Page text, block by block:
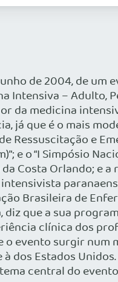
de 2004, de
Intensiva – Adulto,
da medicina
já que é o mais
Ressuscitação e
e o “I Simpósio
Costa Orlando; e
Brasileira de
que a sua
clínica dos
evento surgir
dos Estados
central do